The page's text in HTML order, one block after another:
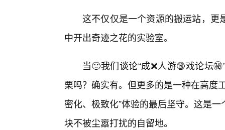
这不仅仅是一个资源的搬运站，更
中开出奇迹之花的实验室。
当🙂我们谈论“成❌人游🔞戏论坛
栗吗？确实有。但更多的是一种在高度
密化、极致化”体验的最后坚守。这是
块不被尘嚣打扰的自留地。